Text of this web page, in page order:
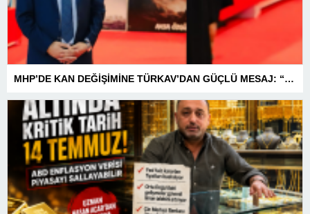
MHP’DE KAN DEĞİŞİMİNE TÜRKAV’DAN GÜÇLÜ MESAJ: “BİRLİK VE BERABERLİKLE DAHA GÜÇLÜYÜZ”